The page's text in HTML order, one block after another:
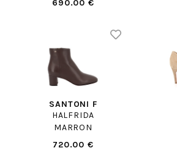
690.00 €
SANTONI F
HALFRIDA
MARRON
720.00 €